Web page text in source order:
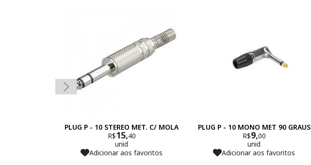
PLUG P - 10 STEREO MET. C/ MOLA
R$15,40
unid
Adicionar aos favoritos
PLUG P - 10 MONO MET 90 GRAUS
R$9,00
unid
Adicionar aos favoritos